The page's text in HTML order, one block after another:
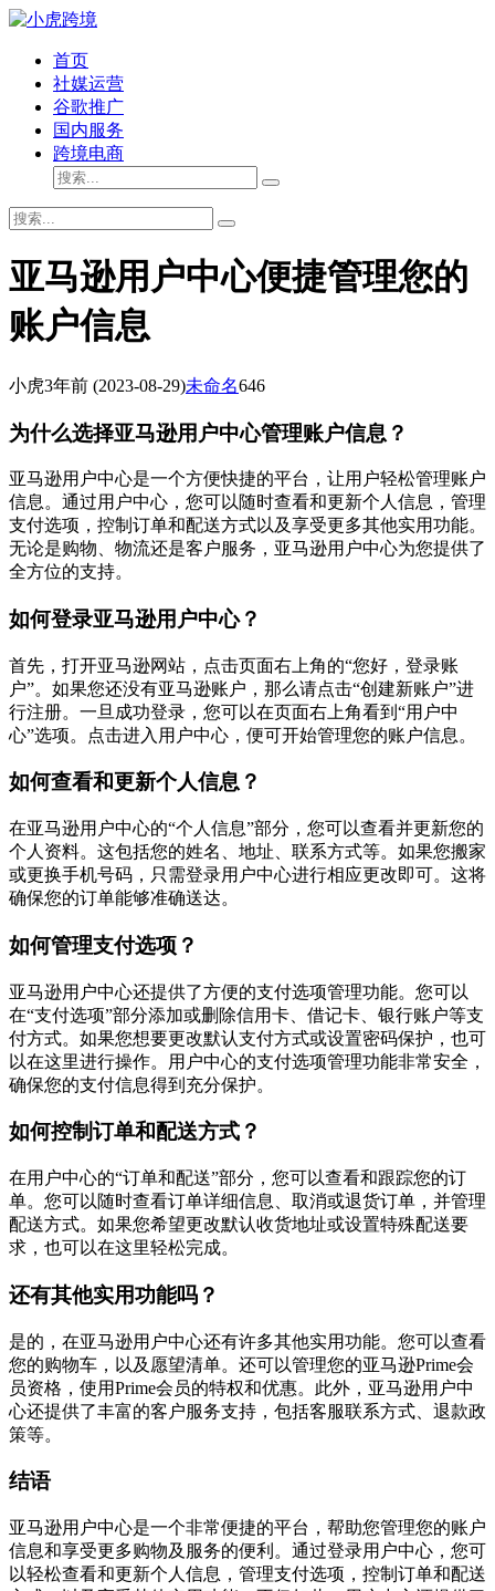
首页
社媒运营
谷歌推广
国内服务
跨境电商
亚马逊用户中心便捷管理您的
账户信息
小虎3年前 (2023-08-29)未命名646
为什么选择亚马逊用户中心管理账户信息？
亚马逊用户中心是一个方便快捷的平台，让用户轻松管理账户
信息。通过用户中心，您可以随时查看和更新个人信息，管理
支付选项，控制订单和配送方式以及享受更多其他实用功能。
无论是购物、物流还是客户服务，亚马逊用户中心为您提供了
全方位的支持。
如何登录亚马逊用户中心？
首先，打开亚马逊网站，点击页面右上角的“您好，登录账
户”。如果您还没有亚马逊账户，那么请点击“创建新账户”进
行注册。一旦成功登录，您可以在页面右上角看到“用户中
心”选项。点击进入用户中心，便可开始管理您的账户信息。
如何查看和更新个人信息？
在亚马逊用户中心的“个人信息”部分，您可以查看并更新您的
个人资料。这包括您的姓名、地址、联系方式等。如果您搬家
或更换手机号码，只需登录用户中心进行相应更改即可。这将
确保您的订单能够准确送达。
如何管理支付选项？
亚马逊用户中心还提供了方便的支付选项管理功能。您可以
在“支付选项”部分添加或删除信用卡、借记卡、银行账户等支
付方式。如果您想要更改默认支付方式或设置密码保护，也可
以在这里进行操作。用户中心的支付选项管理功能非常安全，
确保您的支付信息得到充分保护。
如何控制订单和配送方式？
在用户中心的“订单和配送”部分，您可以查看和跟踪您的订
单。您可以随时查看订单详细信息、取消或退货订单，并管理
配送方式。如果您希望更改默认收货地址或设置特殊配送要
求，也可以在这里轻松完成。
还有其他实用功能吗？
是的，在亚马逊用户中心还有许多其他实用功能。您可以查看
您的购物车，以及愿望清单。还可以管理您的亚马逊Prime会
员资格，使用Prime会员的特权和优惠。此外，亚马逊用户中
心还提供了丰富的客户服务支持，包括客服联系方式、退款政
策等。
结语
亚马逊用户中心是一个非常便捷的平台，帮助您管理您的账户
信息和享受更多购物及服务的便利。通过登录用户中心，您可
以轻松查看和更新个人信息，管理支付选项，控制订单和配送